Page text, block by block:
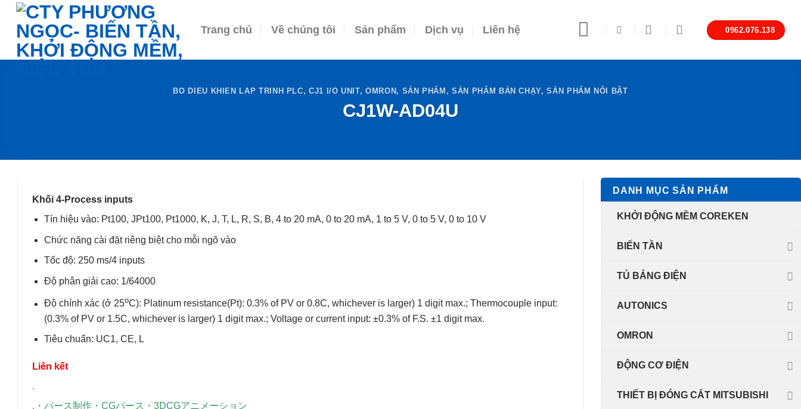
Skip
content
Trang chủ Về chúng tôi Sản phẩm Dịch vụ Liên hệ 0962.076.138
BO DIEU KHIEN LAP TRINH PLC,CJ1 I/O UNIT,OMRON , SẢN PHẨM ,SẢN PHẨM BÁN CHẠY,SẢN PHẨM NỔI BẬT
CJ1W-AD04U
Khối 4-Process inputs
Tín hiệu vào: Pt100, JPt100, Pt1000, K, J, T, L, R, S, B, 4 to 20 mA, 0 to 20 mA, 1 to 5 V, 0 to 5 V, 0 to 10 V
Chức năng cài đặt riêng biệt cho mỗi ngõ vào
Tốc độ: 250 ms/4 inputs
Độ phân giải cao: 1/64000
Độ chính xác (ở 25oC): Platinum resistance(Pt): 0.3% of PV or 0.8C, whichever is larger) 1 digit max.; Thermocouple input:
(0.3% of PV or 1.5C, whichever is larger) 1 digit max.; Voltage or current input: ±0.3% of F.S. ±1 digit max.
Tiêu chuẩn: UC1, CE, L
Liên kết
.
. ・ パース制作 ・ CGパース ・ 3DCGアニメーション
DANH MỤC SẢN PHẨM
KHỞI ĐỘNG MỀM COREKEN
BIẾN TẦN
TỦ BẢNG ĐIỆN
AUTONICS
OMRON
ĐỘNG CƠ ĐIỆN
THIẾT BỊ ĐÓNG CẮT MITSUBISHI